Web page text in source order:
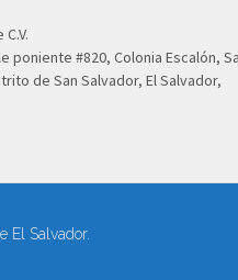
poniente #820, Colonia Escalón,
de San Salvador, El Salvador,
El Salvador.